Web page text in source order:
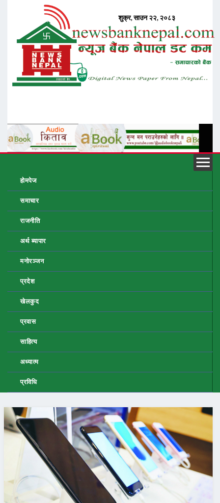
होमपेज
समाचार
राजनीति
अर्थ ब्यापार
मनोरञ्जन
प्रदेश
खेलकुद
प्रवास
साहित्य
अध्यात्म
प्रविधि